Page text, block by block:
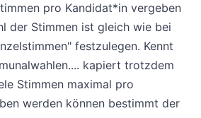
pro Kandidat*in vergeben
der Stimmen ist gleich wie bei
festzulegen. Kennt
kapiert trotzdem
Stimmen maximal pro
werden können bestimmt der